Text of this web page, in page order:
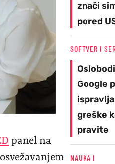
panel na
znači
pored
SOFTVER I
Google
greške
pravite
NAUKA I